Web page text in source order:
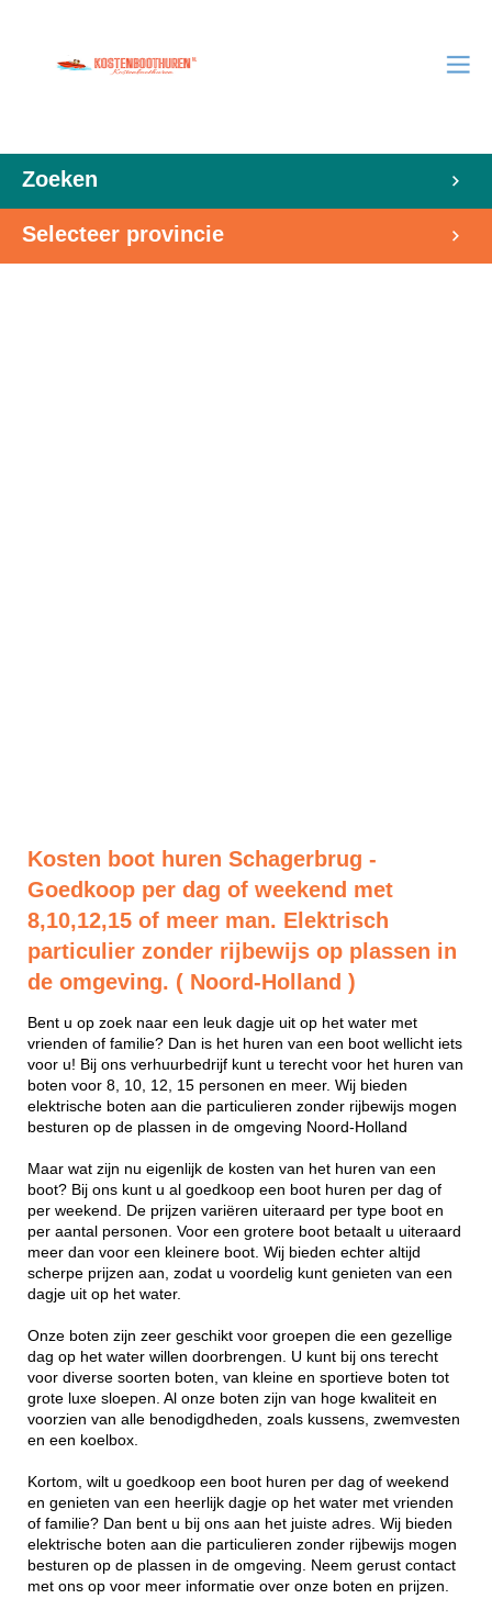
Zoeken
Selecteer provincie
Kosten boot huren Schagerbrug -
Goedkoop per dag of weekend met
8,10,12,15 of meer man. Elektrisch
particulier zonder rijbewijs op plassen in
de omgeving. ( Noord-Holland )
Bent u op zoek naar een leuk dagje uit op het water met
vrienden of familie? Dan is het huren van een boot wellicht iets
voor u! Bij ons verhuurbedrijf kunt u terecht voor het huren van
boten voor 8, 10, 12, 15 personen en meer. Wij bieden
elektrische boten aan die particulieren zonder rijbewijs mogen
besturen op de plassen in de omgeving Noord-Holland
Maar wat zijn nu eigenlijk de kosten van het huren van een
boot? Bij ons kunt u al goedkoop een boot huren per dag of
per weekend. De prijzen variëren uiteraard per type boot en
per aantal personen. Voor een grotere boot betaalt u uiteraard
meer dan voor een kleinere boot. Wij bieden echter altijd
scherpe prijzen aan, zodat u voordelig kunt genieten van een
dagje uit op het water.
Onze boten zijn zeer geschikt voor groepen die een gezellige
dag op het water willen doorbrengen. U kunt bij ons terecht
voor diverse soorten boten, van kleine en sportieve boten tot
grote luxe sloepen. Al onze boten zijn van hoge kwaliteit en
voorzien van alle benodigdheden, zoals kussens, zwemvesten
en een koelbox.
Kortom, wilt u goedkoop een boot huren per dag of weekend
en genieten van een heerlijk dagje op het water met vrienden
of familie? Dan bent u bij ons aan het juiste adres. Wij bieden
elektrische boten aan die particulieren zonder rijbewijs mogen
besturen op de plassen in de omgeving. Neem gerust contact
met ons op voor meer informatie over onze boten en prijzen.